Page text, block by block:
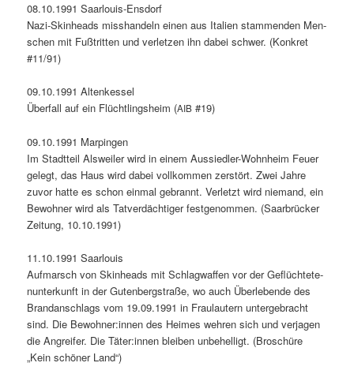
08.10.1991 Saar­louis-Ens­dorf
Nazi-Skin­heads mis­shan­deln einen aus Ital­ien stam­menden Men­
schen mit Fußtrit­ten und ver­let­zen ihn dabei schw­er. (Konkret
#11/91)
09.10.1991 Altenkessel
Über­fall auf ein Flüchtling­sheim (AIB #19)
09.10.1991 Marpin­gen
Im Stadt­teil Alsweil­er wird in einem Aussiedler-Wohn­heim Feuer
gelegt, das Haus wird dabei vol­lkom­men zer­stört. Zwei Jahre
zuvor hat­te es schon ein­mal gebran­nt. Ver­let­zt wird nie­mand, ein
Bewohn­er wird als Tatverdächtiger festgenom­men. (Saar­brück­er
Zeitung, 10.10.1991)
11.10.1991 Saar­louis
Auf­marsch von Skin­heads mit Schlag­waf­fen vor der Geflüchtete­
nun­terkun­ft in der Guten­bergstraße, wo auch Über­lebende des
Bran­dan­schlags vom 19.09.1991 in Fraulautern unterge­bracht
sind. Die Bewohner:innen des Heimes wehren sich und ver­ja­gen
die Angreifer. Die Täter:innen bleiben unbe­hel­ligt. (Broschüre
„Kein schön­er Land“)